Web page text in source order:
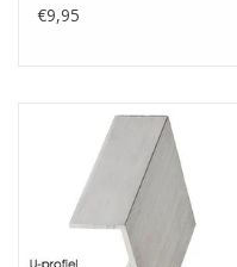
€9,95